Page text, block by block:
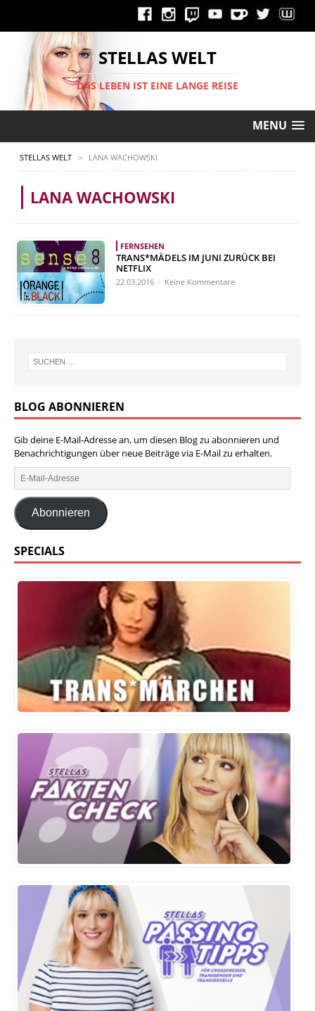
STELLAS WELT
DAS LEBEN IST EINE LANGE REISE
MENU
STELLAS WELT > LANA WACHOWSKI
LANA WACHOWSKI
FERNSEHEN
TRANS*MÄDELS IM JUNI ZURÜCK BEI
NETFLIX
22.03.2016 · Keine Kommentare
BLOG ABONNIEREN
Gib deine E-Mail-Adresse an, um diesen Blog zu abonnieren und
Benachrichtigungen über neue Beiträge via E-Mail zu erhalten.
Abonnieren
SPECIALS